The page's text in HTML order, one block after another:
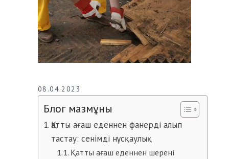
08.04.2023
Блог мазмұны
Қатты ағаш еденнен фанерді алып
тастау: сенімді нұсқаулық
Қатты ағаш еденнен шерені